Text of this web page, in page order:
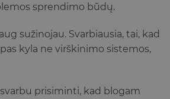
sprendimo būdų.
sužinojau. Svarbiausia, tai, kad
kyla ne virškinimo sistemos,
svarbu prisiminti, kad blogam